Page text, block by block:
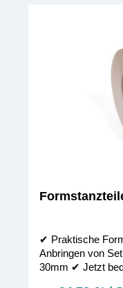
✔︎ Praktische
Anbringen von
30mm ✔︎ Jetzt